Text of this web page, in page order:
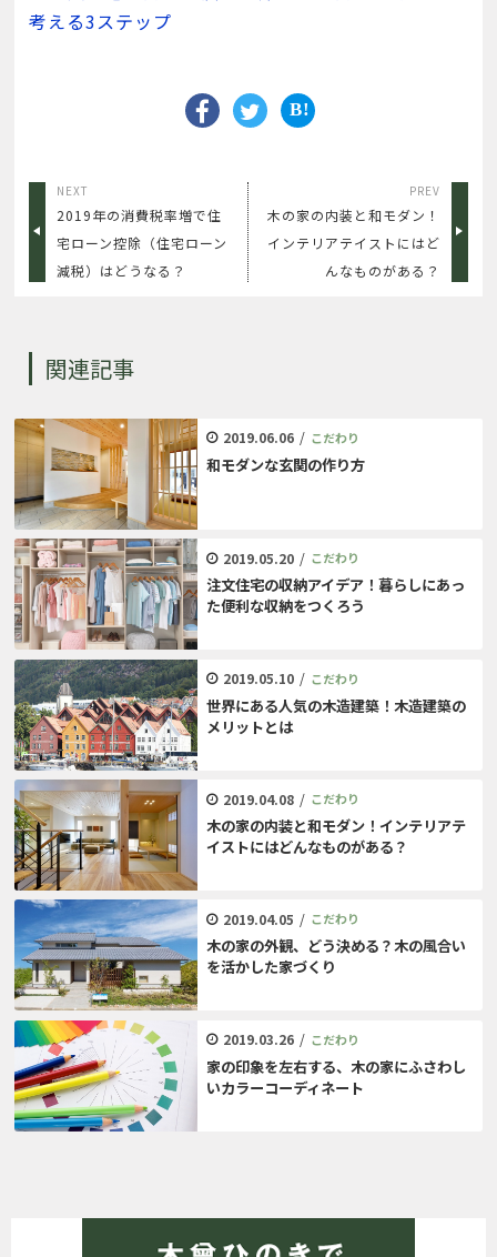
考える3ステップ
NEXT
2019年の消費税率増で住
宅ローン控除（住宅ローン
減税）はどうなる？
PREV
木の家の内装と和モダン！
インテリアテイストにはど
んなものがある？
関連記事
2019.06.06 / こだわり
和モダンな玄関の作り方
2019.05.20 / こだわり
注文住宅の収納アイデア！暮らしにあっ
た便利な収納をつくろう
2019.05.10 / こだわり
世界にある人気の木造建築！木造建築の
メリットとは
2019.04.08 / こだわり
木の家の内装と和モダン！インテリアテ
イストにはどんなものがある？
2019.04.05 / こだわり
木の家の外観、どう決める？木の風合い
を活かした家づくり
2019.03.26 / こだわり
家の印象を左右する、木の家にふさわし
いカラーコーディネート